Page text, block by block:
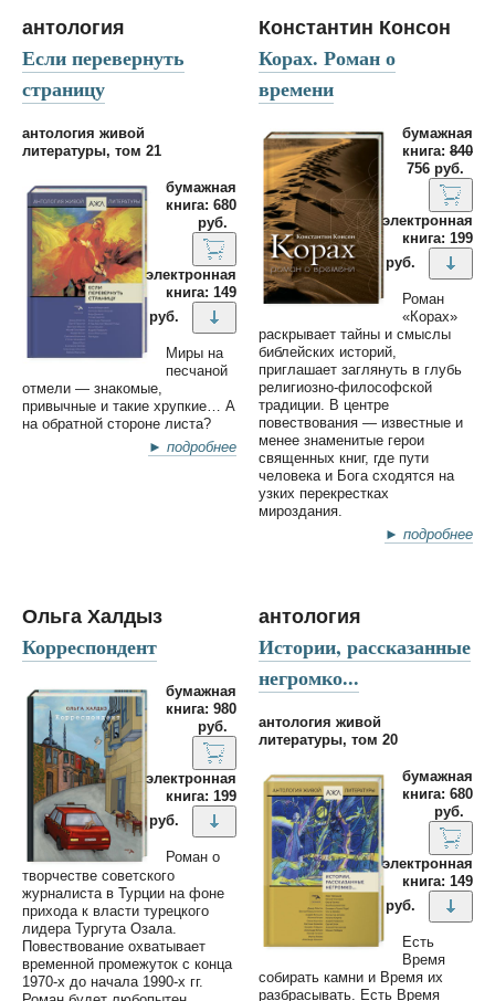
антология
Если перевернуть
страницу
антология живой
литературы, том 21
бумажная
книга: 680
руб.
электронная
книга: 149
руб.
Миры на
песчаной
отмели — знакомые,
привычные и такие хрупкие… А
на обратной стороне листа?
► подробнее
Константин Консон
Корах. Роман о
времени
бумажная
книга: 840
756 руб.
электронная
книга: 199
руб.
Роман
«Корах»
раскрывает тайны и смыслы
библейских историй,
приглашает заглянуть в глубь
религиозно-философской
традиции. В центре
повествования — известные и
менее знаменитые герои
священных книг, где пути
человека и Бога сходятся на
узких перекрестках
мироздания.
► подробнее
Ольга Халдыз
Корреспондент
бумажная
книга: 980
руб.
электронная
книга: 199
руб.
Роман о
творчестве советского
журналиста в Турции на фоне
прихода к власти турецкого
лидера Тургута Озала.
Повествование охватывает
временной промежуток с конца
1970-х до начала 1990-х гг.
антология
Истории, рассказанные
негромко...
антология живой
литературы, том 20
бумажная
книга: 680
руб.
электронная
книга: 149
руб.
Есть
Время
собирать камни и Время их
разбрасывать. Есть Время